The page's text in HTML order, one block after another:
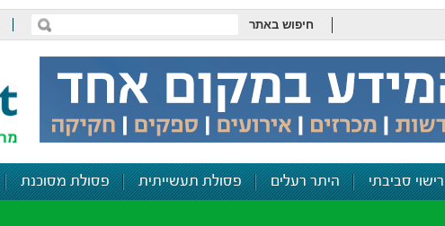
חיפוש באתר
רישוי סביבתי היתר רעלים פסולת תעשייתית פסולת מסוכנת